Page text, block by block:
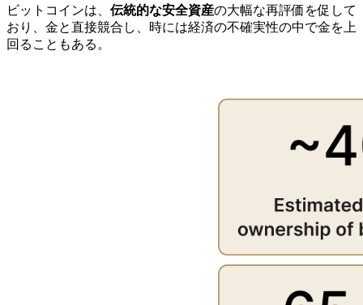
ビットコインは、 伝統的な安全資産の大幅な再評価を促して
おり、金と直接競合し、時には経済の不確実性の中で金を上
回ることもある。